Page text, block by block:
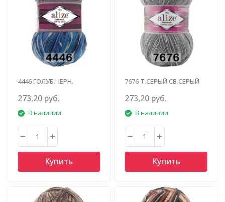
4446 ГОЛУБ.ЧЕРН.
273,20 руб.
В наличии
Купить
7676 Т.СЕРЫЙ СВ.СЕРЫЙ
273,20 руб.
В наличии
Купить